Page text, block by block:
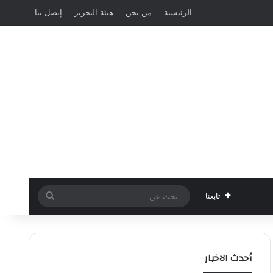
الرئيسية من نحن هيئة التحرير إتصل بنا
تابعنا
عن
أحدث الاخبار